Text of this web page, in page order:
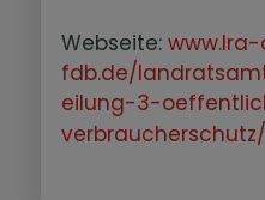
Webseite:
fdb.de/
eilung-3-